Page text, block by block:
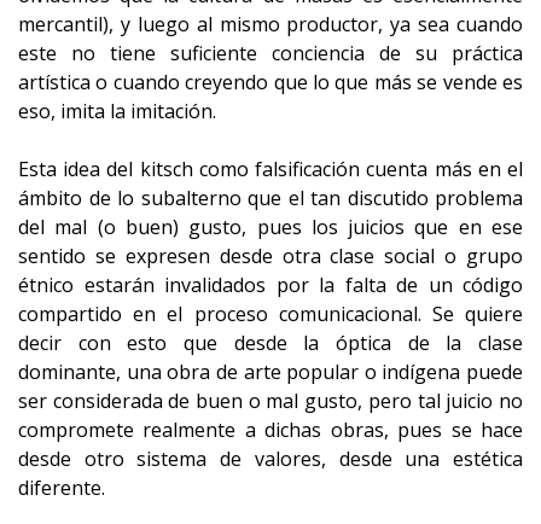
mercantil), y luego al mismo productor, ya sea cuando
este no tiene suficiente conciencia de su práctica
artística o cuando creyendo que lo que más se vende es
eso, imita la imitación.
Esta idea del kitsch como falsificación cuenta más en el
ámbito de lo subalterno que el tan discutido problema
del mal (o buen) gusto, pues los juicios que en ese
sentido se expresen desde otra clase social o grupo
étnico estarán invalidados por la falta de un código
compartido en el proceso comunicacional. Se quiere
decir con esto que desde la óptica de la clase
dominante, una obra de arte popular o indígena puede
ser considerada de buen o mal gusto, pero tal juicio no
compromete realmente a dichas obras, pues se hace
desde otro sistema de valores, desde una estética
diferente.